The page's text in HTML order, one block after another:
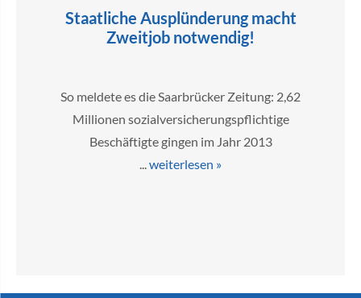
Staatliche Ausplünderung macht
Zweitjob notwendig!
So meldete es die Saarbrücker Zeitung: 2,62
Millionen sozialversicherungspflichtige
Beschäftigte gingen im Jahr 2013
weiterlesen »